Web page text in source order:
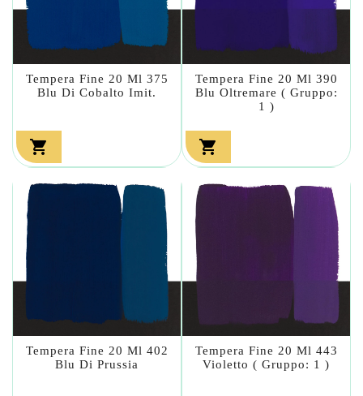
Tempera Fine 20 Ml 375
Blu Di Cobalto Imit.

Tempera Fine 20 Ml 390
Blu Oltremare ( Gruppo:
1 )

Tempera Fine 20 Ml 402
Blu Di Prussia
Tempera Fine 20 Ml 443
Violetto ( Gruppo: 1 )